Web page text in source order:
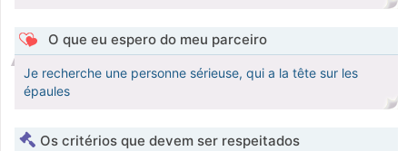
O que eu espero do meu parceiro
Je recherche une personne sérieuse, qui a la tête sur les
épaules
Os critérios que devem ser respeitados